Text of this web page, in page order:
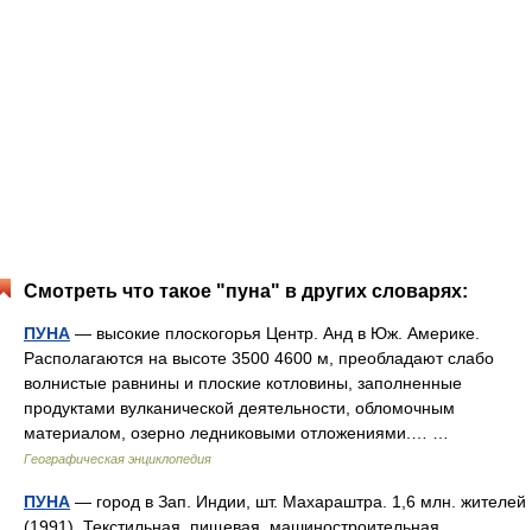
Смотреть что такое "пуна" в других словарях:
ПУНА — высокие плоскогорья Центр. Анд в Юж. Америке.
Располагаются на высоте 3500 4600 м, преобладают слабо
волнистые равнины и плоские котловины, заполненные
продуктами вулканической деятельности, обломочным
материалом, озерно ледниковыми отложениями.… …
Географическая энциклопедия
ПУНА — город в Зап. Индии, шт. Махараштра. 1,6 млн. жителей